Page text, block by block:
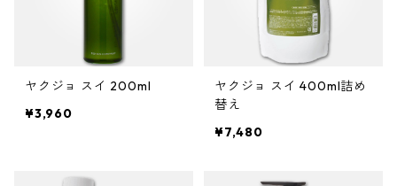
ヤクジョ スイ 200ml
¥3,960
ヤクジョ スイ 400ml詰め
替え
¥7,480